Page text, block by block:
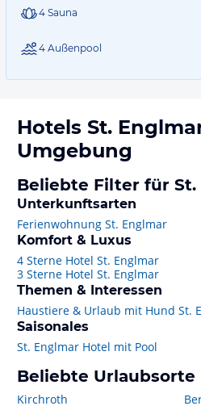
4 Sauna
4 Außenpool
Hotels St.
Umgebung
Beliebte Filter für St.
Unterkunftsarten
Ferienwohnung St. Englmar
Komfort & Luxus
4 Sterne Hotel St. Englmar
3 Sterne Hotel St. Englmar
Themen & Interessen
Haustiere & Urlaub mit Hund St.
Saisonales
St. Englmar Hotel mit Pool
Beliebte Urlaubsorte
Kirchroth